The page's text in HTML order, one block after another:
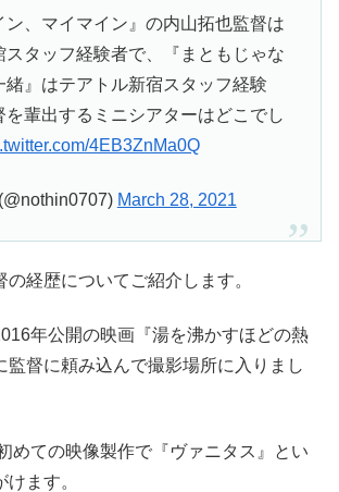
ン、マイマイン』の内山拓也監督は
スタッフ経験者で、『まともじゃな
緒』はテアトル新宿スタッフ経験
を輩出するミニシアターはどこでし
4EB3ZnMa0Q
March 28, 2021
の経歴についてご紹介します。
年公開の映画『湯を沸かすほどの熱
監督に頼み込んで撮影場所に入りまし
めての映像製作で『ヴァニタス』とい
ます。